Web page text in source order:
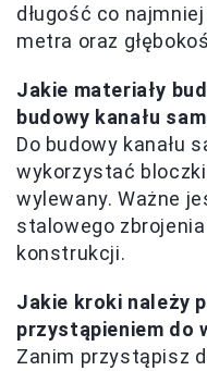
długość co
metra oraz
Jakie materiały
budowy kanału
Do budowy kanału
wykorzystać
wylewany. Ważne
stalowego
konstrukcji.
Jakie kroki należy
przystąpieniem do
Zanim przystąpisz